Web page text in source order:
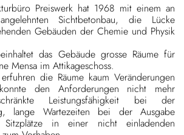
Preiswerk hat 1968 mit einem an
Sichtbetonbau, die Lücke
Gebäuden der Chemie und Physik
das Gebäude grosse Räume für
Mensa im Attikageschoss.
die Räume kaum Veränderungen
den Anforderungen nicht mehr
Leistungsfähigkeit bei der
lange Wartezeiten bei der Ausgabe
in einer nicht einladenden